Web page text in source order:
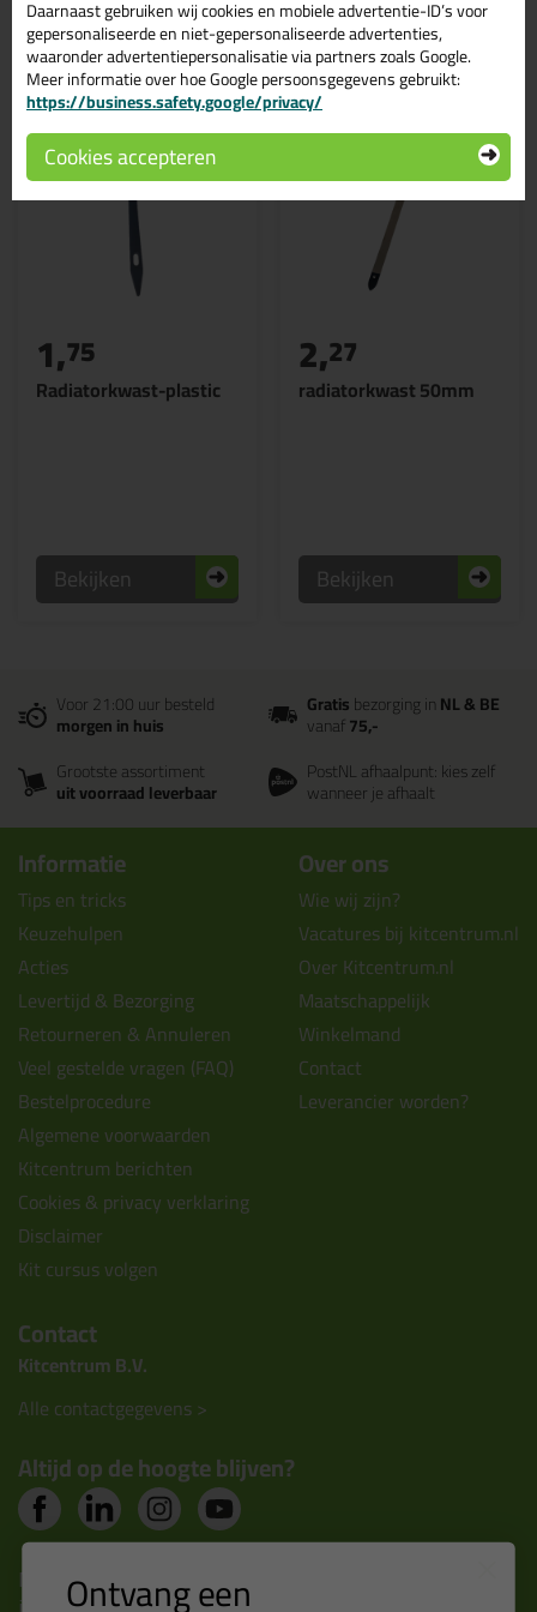
Gerelateerde producten
Radiatorkwast-plastic
1,75
Bekijken
radiatorkwast 50mm
2,27
Bekijken
Voor 21:00 uur besteld
morgen in huis
Gratisbezorging inNL & BE
vanaf75,-
Grootste assortiment
uit voorraad leverbaar
PostNL afhaalpunt: kies zelf
wanneer je afhaalt
Informatie
Tips en tricks
Keuzehulpen
Acties
Levertijd & Bezorging
Retourneren & Annuleren
Veel gestelde vragen (FAQ)
Bestelprocedure
Algemene voorwaarden
Kitcentrum berichten
Cookies & privacy verklaring
Disclaimer
Kit cursus volgen
Over ons
Wie wij zijn?
Vacatures bij kitcentrum.nl
Over Kitcentrum.nl
Maatschappelijk
Winkelmand
Contact
Leverancier worden?
Contact
Kitcentrum B.V.
Alle contactgegevens >
Altijd op de hoogte blijven?
Nieuws, tips en exclusieve deals rechtstreeks in je
Daarnaast gebruiken wij cookies en mobiele advertentie-ID’s voor
gepersonaliseerde en niet-gepersonaliseerde advertenties,
waaronder advertentiepersonalisatie via partners zoals Google.
Meer informatie over hoe Google persoonsgegevens gebruikt:
https://business.safety.google/privacy/
Cookies accepteren
Ontvang een